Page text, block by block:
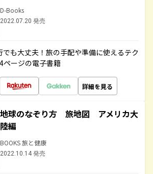
D-Books
2022.07.20 発売
も大丈夫！旅の手配や準備に使えるテク
ページの電子書籍
詳細を見る
地球のなぞり方 旅地図 アメリカ大
陸編
BOOKS 旅と健康
2022.10.14 発売